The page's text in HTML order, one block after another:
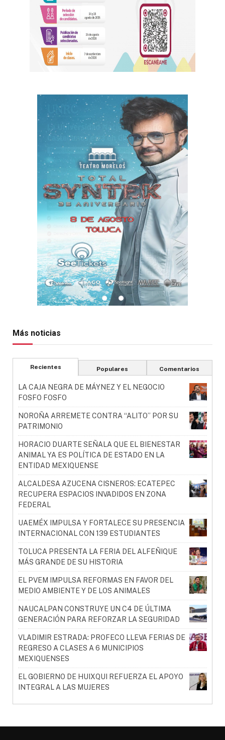
Más noticias
Recientes Populares Comentarios
LA CAJA NEGRA DE MÁYNEZ Y EL NEGOCIO
FOSFO FOSFO
NOROÑA ARREMETE CONTRA “ALITO” POR SU
PATRIMONIO
HORACIO DUARTE SEÑALA QUE EL BIENESTAR
ANIMAL YA ES POLÍTICA DE ESTADO EN LA
ENTIDAD MEXIQUENSE
ALCALDESA AZUCENA CISNEROS: ECATEPEC
RECUPERA ESPACIOS INVADIDOS EN ZONA
FEDERAL
UAEMÉX IMPULSA Y FORTALECE SU PRESENCIA
INTERNACIONAL CON 139 ESTUDIANTES
TOLUCA PRESENTA LA FERIA DEL ALFEÑIQUE
MÁS GRANDE DE SU HISTORIA
EL PVEM IMPULSA REFORMAS EN FAVOR DEL
MEDIO AMBIENTE Y DE LOS ANIMALES
NAUCALPAN CONSTRUYE UN C4 DE ÚLTIMA
GENERACIÓN PARA REFORZAR LA SEGURIDAD
VLADIMIR ESTRADA: PROFECO LLEVA FERIAS DE
REGRESO A CLASES A 6 MUNICIPIOS
MEXIQUENSES
EL GOBIERNO DE HUIXQUI REFUERZA EL APOYO
INTEGRAL A LAS MUJERES